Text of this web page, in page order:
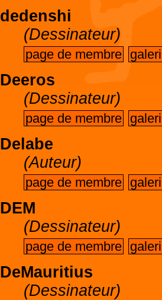
dedenshi
(Dessinateur)
page de membre
Deeros
(Dessinateur)
page de membre
Delabe
(Auteur)
page de membre
DEM
(Dessinateur)
page de membre
DeMauritius
(Dessinateur)